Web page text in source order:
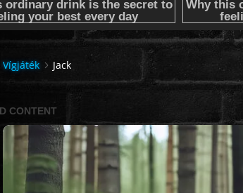
Vígjáték Jack